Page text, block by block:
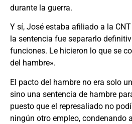
durante la guerra.
Y sí, José estaba afiliado a la
la sentencia fue separarlo
funciones. Le hicieron lo que se
del hambre».
El pacto del hambre no era solo
sino una sentencia de hambre
puesto que el represaliado no
ningún otro empleo, condenando